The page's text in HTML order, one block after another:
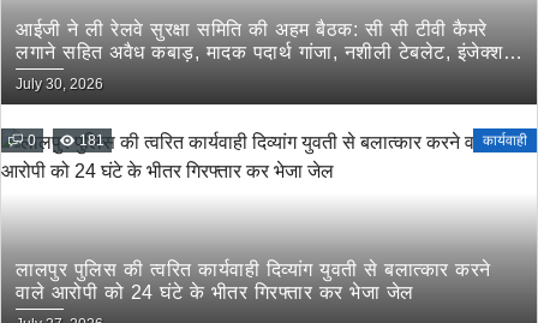
आईजी ने ली रेलवे सुरक्षा समिति की अहम बैठक: सी सी टीवी कैमरे
लगाने सहित अवैध कबाड़, मादक पदार्थ गांजा, नशीली टेबलेट, इंजेक्शन
इत्यादि की रेलवे के माध्यम से तस्करी रोकने के लिए संयुक्त कार्यवाही
के दिये गये निर्देश
July 30, 2026
0 181 कार्यवाही
लालपुर पुलिस की त्वरित कार्यवाही दिव्यांग युवती से बलात्कार करने
वाले आरोपी को 24 घंटे के भीतर गिरफ्तार कर भेजा जेल